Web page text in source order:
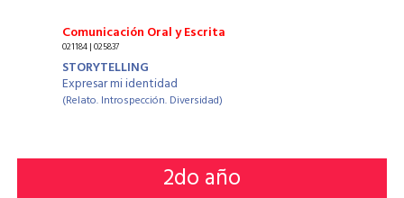
Comunicación Oral y Escrita
021184 | 025837
STORYTELLING
Expresar mi identidad
(Relato. Introspección. Diversidad)
2do año